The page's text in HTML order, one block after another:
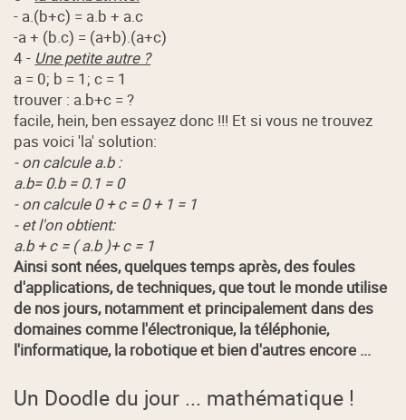
- a.(b+c) = a.b + a.c
-a + (b.c) = (a+b).(a+c)
4 - Une petite autre ?
a = 0; b = 1; c = 1
trouver : a.b+c = ?
facile, hein, ben essayez donc !!! Et si vous ne trouvez
pas voici 'la' solution:
- on calcule a.b :
a.b= 0.b = 0.1 = 0
- on calcule 0 + c = 0 + 1 = 1
- et l'on obtient:
a.b + c = ( a.b )+ c = 1
Ainsi sont nées, quelques temps après, des foules
d'applications, de techniques, que tout le monde utilise
de nos jours, notamment et principalement dans des
domaines comme l'électronique, la téléphonie,
l'informatique, la robotique et bien d'autres encore ...
Un Doodle du jour ... mathématique !